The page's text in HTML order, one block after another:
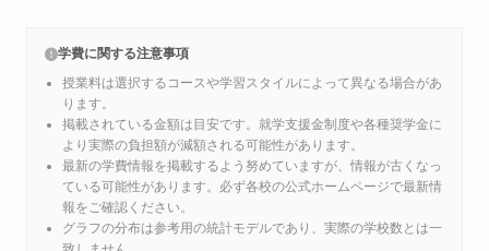
学費に関する注意事項
授業料は選択するコースや学習スタイルによって異なる場合があ
ります。
掲載されている金額は目安です。就学支援金制度や各種奨学金に
より実際の負担額が減額される可能性があります。
最新の学費情報を掲載するよう努めていますが、情報が古くなっ
ている可能性があります。必ず各校の公式ホームページで最新情
報をご確認ください。
グラフの分布は参考用の統計モデルであり、実際の学校数とは一